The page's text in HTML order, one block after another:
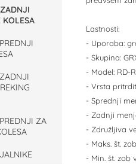
ZA
Lastnosti:
- Uporaba:
- Skupina:
- Model: RD-
- Vrsta
- Sprednji
- Zadnji
- Združljiva
- Maks. št.
- Min. št. zob